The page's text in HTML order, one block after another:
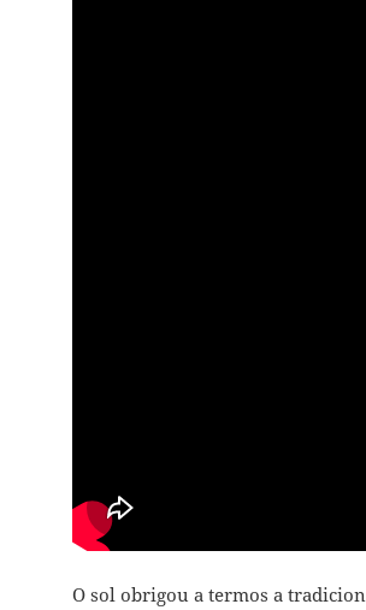
O sol obrigou a termos a